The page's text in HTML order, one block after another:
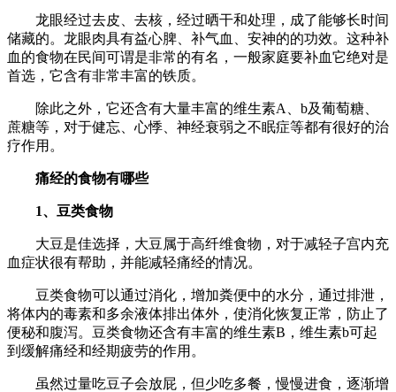
龙眼经过去皮、去核，经过晒干和处理，成了能够长时间
储藏的。龙眼肉具有益心脾、补气血、安神的的功效。这种补
血的食物在民间可谓是非常的有名，一般家庭要补血它绝对是
首选，它含有非常丰富的铁质。
除此之外，它还含有大量丰富的维生素A、b及葡萄糖、
蔗糖等，对于健忘、心悸、神经衰弱之不眠症等都有很好的治
疗作用。
痛经的食物有哪些
1、豆类食物
大豆是佳选择，大豆属于高纤维食物，对于减轻子宫内充
血症状很有帮助，并能减轻痛经的情况。
豆类食物可以通过消化，增加粪便中的水分，通过排泄，
将体内的毒素和多余液体排出体外，使消化恢复正常，防止了
便秘和腹泻。豆类食物还含有丰富的维生素B，维生素b可起
到缓解痛经和经期疲劳的作用。
虽然过量吃豆子会放屁，但少吃多餐，慢慢进食，逐渐增